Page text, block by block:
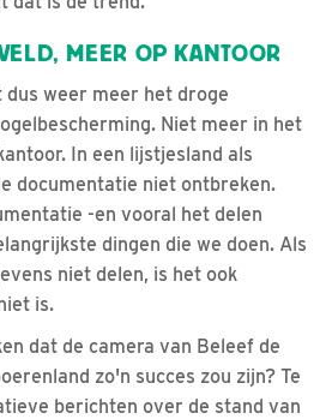
MEER OP KANTOOR
dus weer meer het droge
Niet meer in het
In een lijstjesland als
documentatie niet ontbreken.
-en vooral het delen
dingen die we doen. Als
niet delen, is het ook
is.
dat de camera van Beleef de
zo'n succes zou zijn? Te
berichten over de stand van